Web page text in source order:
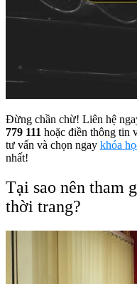
Đừng chần chừ! Liên hệ
779 111 hoặc điền thông tin
tư vấn và chọn ngay khóa
nhất!
Tại sao nên tham
thời trang?